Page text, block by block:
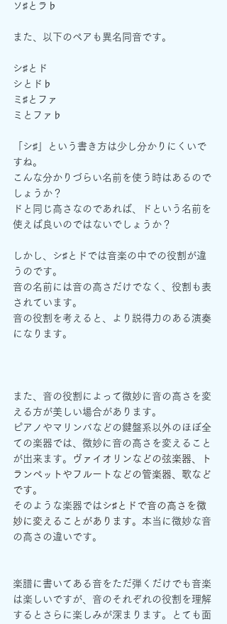
ソ♯とラ♭
また、以下のペアも異名同音です。
シ♯とド
シとド♭
ミ♯とファ
ミとファ♭
「シ♯」という書き方は少し分かりにくいで
すね。
こんな分かりづらい名前を使う時はあるので
しょうか？
ドと同じ高さなのであれば、ドという名前を
使えば良いのではないでしょうか？
しかし、シ♯とドでは音楽の中での役割が違
うのです。
音の名前には音の高さだけでなく、役割も表
されています。
音の役割を考えると、より説得力のある演奏
になります。
また、音の役割によって微妙に音の高さを変
える方が美しい場合があります。
ピアノやマリンバなどの鍵盤系以外のほぼ全
ての楽器では、微妙に音の高さを変えること
が出来ます。
ヴァイオリンなどの弦楽器、ト
ランペットやフルートなどの管楽器、歌など
です。
そのような楽器では シ♯とドで音の高さを微
妙に変えることがあります。 本当に微妙な音
の高さの違いです。
楽譜に書いてある音をただ弾くだけでも音楽
は楽しいですが、音のそれぞれの役割を理解
するとさらに楽しみが深まります。とても面